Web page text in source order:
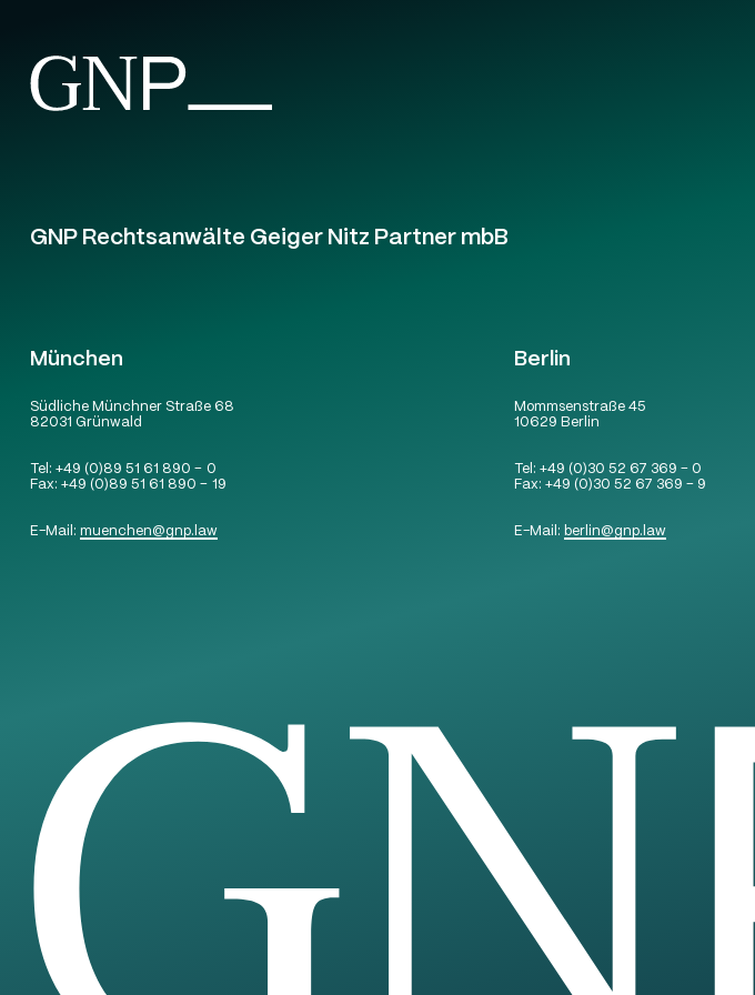
GNP Rechtsanwälte Geiger Nitz Partner mbB
München
Südliche Münchner Straße 68
82031 Grünwald
Tel:+49 (0)89 51 61 890 – 0
Fax:+49 (0)89 51 61 890 – 19
E-Mail:muenchen@gnp.law
Berlin
Mommsenstraße 45
10629 Berlin
Tel: +49 (0)30 52 67 369 – 0
Fax: +49 (0)30 52 67 369 – 9
E-Mail: berlin@gnp.law